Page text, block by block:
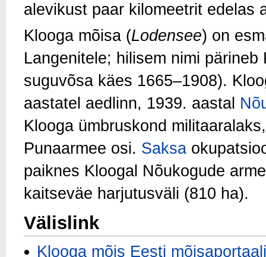
alevikust paar kilomeetrit edelas
Klooga mõisa (Lodensee) on
Langenitele; hilisem nimi
suguvõsa käes 1665–1908).
aastatel aedlinn, 1939. aastal
Klooga ümbruskond
Punaarmee osi. Saksa
paiknes Kloogal Nõukogude
kaitseväe harjutusväli (810 ha).
Välislink
Klooga mõis Eesti